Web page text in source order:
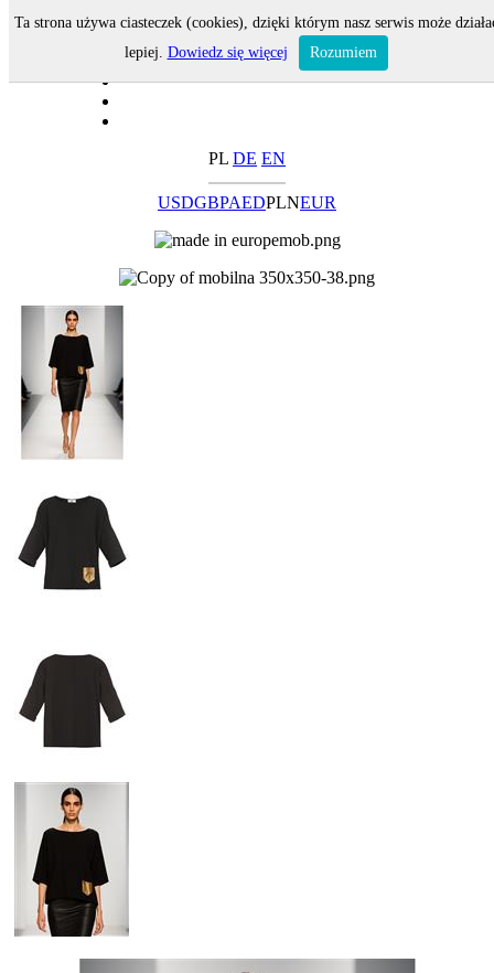
PL DE EN
USDGBPAEDPLNEUR
Ta strona używa ciasteczek (cookies), dzięki którym nasz serwis może
lepiej. Dowiedz się więcej Rozumiem